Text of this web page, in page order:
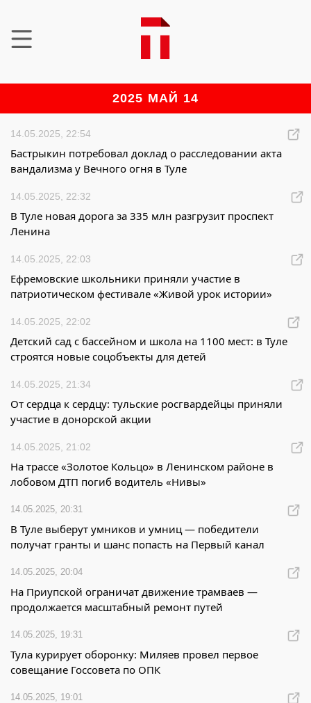
2025 МАЙ 14
14.05.2025, 22:54
Бастрыкин потребовал доклад о расследовании акта
вандализма у Вечного огня в Туле
14.05.2025, 22:32
В Туле новая дорога за 335 млн разгрузит проспект
Ленина
14.05.2025, 22:03
Ефремовские школьники приняли участие в
патриотическом фестивале «Живой урок истории»
14.05.2025, 22:02
Детский сад с бассейном и школа на 1100 мест: в Туле
строятся новые соцобъекты для детей
14.05.2025, 21:34
От сердца к сердцу: тульские росгвардейцы приняли
участие в донорской акции
14.05.2025, 21:02
На трассе «Золотое Кольцо» в Ленинском районе в
лобовом ДТП погиб водитель «Нивы»
14.05.2025, 20:31
В Туле выберут умников и умниц — победители
получат гранты и шанс попасть на Первый канал
14.05.2025, 20:04
На Приупской ограничат движение трамваев —
продолжается масштабный ремонт путей
14.05.2025, 19:31
Тула курирует оборонку: Миляев провел первое
совещание Госсовета по ОПК
14.05.2025, 19:01